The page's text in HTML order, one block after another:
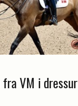
fra VM i dressur